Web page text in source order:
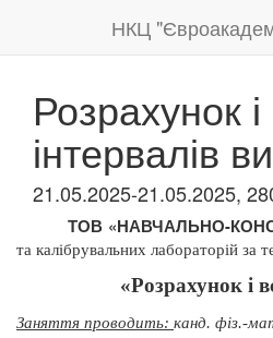
НКЦ
Розрахунок
інтервалів
21.05.2025-21.05.2025,
ТОВ «НАВЧАЛЬНО-
та калібрувальних лабораторій за
«Розрахунок і
Заняття проводить: канд. фіз.-